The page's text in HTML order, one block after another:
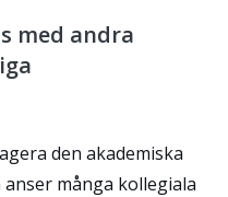
med andra
den akademiska
anser många kollegiala